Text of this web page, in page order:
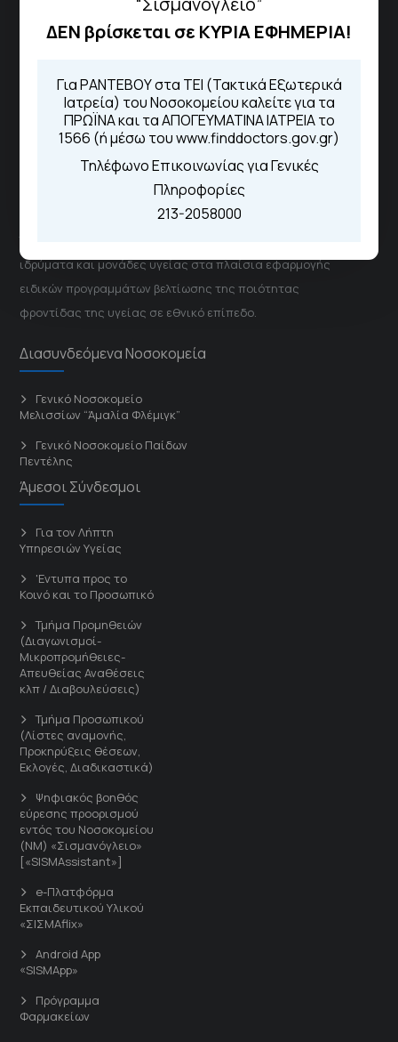
ΔΕΝ βρίσκεται σε ΚΥΡΙΑ ΕΦΗΜΕΡΙΑ!
Για ΡΑΝΤΕΒΟΥ στα ΤΕΙ (Τακτικά Εξωτερικά
Ιατρεία) του Νοσοκομείου καλείτε για τα
ΠΡΩΪΝΑ και τα ΑΠΟΓΕΥΜΑΤΙΝΑ ΙΑΤΡΕΙΑ το
1566 (ή μέσω του www.finddoctors.gov.gr)
Τηλέφωνο Επικοινωνίας για Γενικές
Πληροφορίες
213-2058000
Για τα πρωινά και τα απογευματινά
ιατρεία:
1566
Μέσω της εφαρμογής "MyHealth
App"
ΓΝΑ Νοσοκομείο Σισμανόγλειο - Αμαλία Φλέμιγκ
ιδρύματα και μονάδες υγείας στα πλαίσια εφαρμογής
ειδικών προγραμμάτων βελτίωσης της ποιότητας
φροντίδας της υγείας σε εθνικό επίπεδο.
Διασυνδεόμενα Νοσοκομεία
Γενικό Νοσοκομείο
Μελισσίων “Άμαλία Φλέμιγκ”
Γενικό Νοσοκομείο Παίδων
Πεντέλης
Άμεσοι Σύνδεσμοι
Για τον Λήπτη
Υπηρεσιών Υγείας
'Εντυπα προς το
Κοινό και το Προσωπικό
Τμήμα Προμηθειών
(Διαγωνισμοί-
Μικροπρομήθειες-
Απευθείας Αναθέσεις
κλπ / Διαβουλεύσεις)
Τμήμα Προσωπικού
(Λίστες αναμονής,
Προκηρύξεις θέσεων,
Εκλογές, Διαδικαστικά)
Ψηφιακός βοηθός
εύρεσης προορισμού
εντός του Νοσοκομείου
(ΝΜ) «Σισμανόγλειο»
[«SISMAssistant»]
e-Πλατφόρμα
Εκπαιδευτικού Υλικού
«ΣΙΣΜΑflix»
Android App
«SISMApp»
Πρόγραμμα
Φαρμακείων